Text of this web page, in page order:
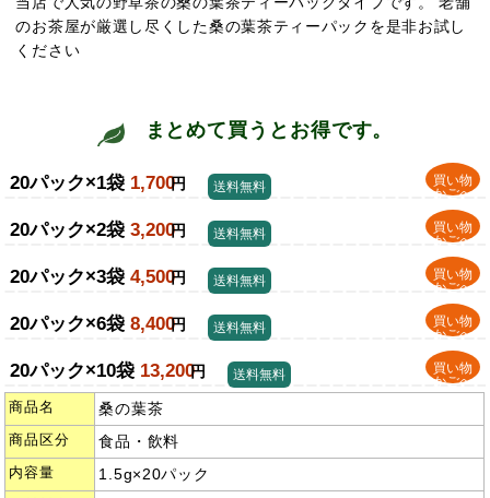
のお茶屋が厳選し尽くした桑の葉茶ティーパックを是非お試し
ください
まとめて買うとお得です。
20パック×1袋 1,700円
買い物
かごへ
送料無料
20パック×2袋 3,200円
買い物
かごへ
送料無料
20パック×3袋 4,500円
買い物
かごへ
送料無料
20パック×6袋 8,400円
買い物
かごへ
送料無料
20パック×10袋 13,200円
買い物
かごへ
送料無料
商品名 桑の葉茶
商品区分 食品・飲料
内容量 1.5g×20パック